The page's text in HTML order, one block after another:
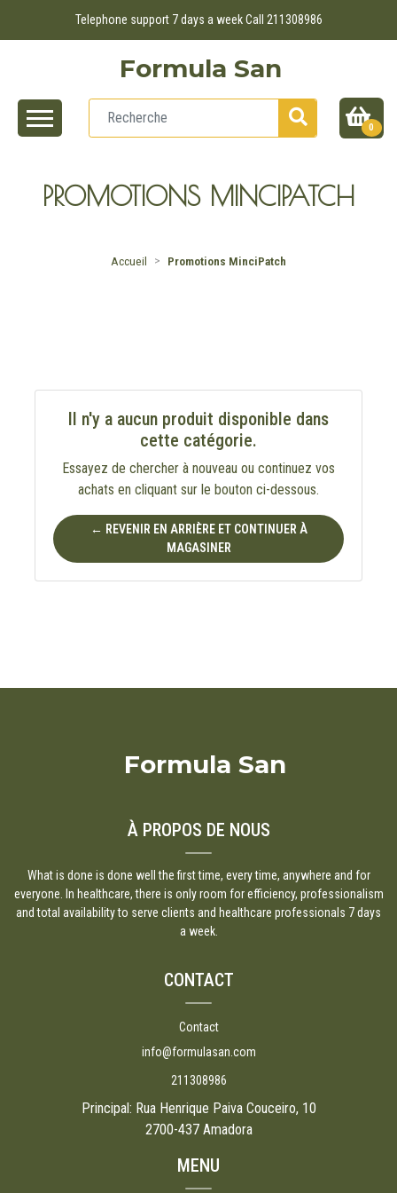
Telephone support 7 days a week Call 211308986
Formula San
0
PROMOTIONS MINCIPATCH
Accueil Promotions MinciPatch
Il n'y a aucun produit disponible dans
cette catégorie.
Essayez de chercher à nouveau ou continuez vos
achats en cliquant sur le bouton ci-dessous.
← REVENIR EN ARRIÈRE ET CONTINUER À
MAGASINER
Formula San
À PROPOS DE NOUS
What is done is done well the first time, every time, anywhere and for
everyone. In healthcare, there is only room for efficiency, professionalism
and total availability to serve clients and healthcare professionals 7 days
a week.
CONTACT
Contact
info@formulasan.com
211308986
Principal: Rua Henrique Paiva Couceiro, 10
2700-437 Amadora
MENU